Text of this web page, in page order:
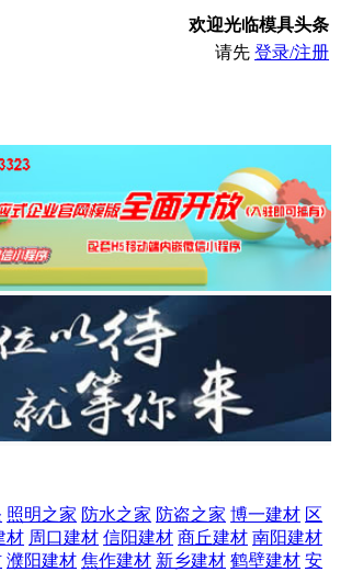
欢迎光临模具头条
请先 登录/注册
照明之家 防水之家 防盗之家 博一建材 区
材 周口建材 信阳建材 商丘建材 南阳建材
濮阳建材 焦作建材 新乡建材 鹤壁建材 安